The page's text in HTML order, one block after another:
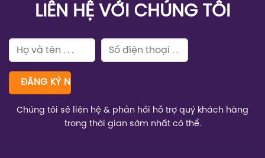
LIÊN HỆ VỚI CHÚNG TÔI
Chúng tôi sẽ liên hệ & phản hồi hỗ trợ quý khách hàng
trong thời gian sớm nhất có thể.